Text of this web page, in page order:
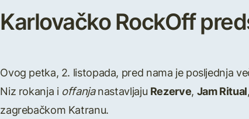
Karlovačko RockOff
Ovog petka, 2. listopada, pred nama je posljednja
Niz rokanja i offanjanastavljaju Rezerve, Jam Ritual,
zagrebačkom Katranu.